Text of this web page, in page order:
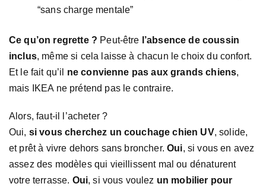
“sans charge mentale”
Ce qu’on regrette ? Peut-être l’absence de coussin
inclus, même si cela laisse à chacun le choix du confort.
Et le fait qu’il ne convienne pas aux grands chiens,
mais IKEA ne prétend pas le contraire.
Alors, faut-il l’acheter ?
Oui, si vous cherchez un couchage chien UV, solide,
et prêt à vivre dehors sans broncher.Oui, si vous en avez
assez des modèles qui vieillissent mal ou dénaturent
votre terrasse. Oui, si vous voulez un mobilier pour